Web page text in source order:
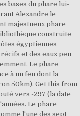
bases du phare lui-
Alexandre le
majestueux phare
construite
égyptiennes
et des eaux peu
Le phare
à un feu dont la
50km). Get this from
vers -297 (la date
Le phare
l'une des sept